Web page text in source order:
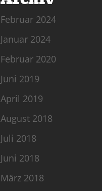
Februar 2024
Januar 2024
Februar 2020
Juni 2019
April 2019
August 2018
Juli 2018
Juni 2018
März 2018